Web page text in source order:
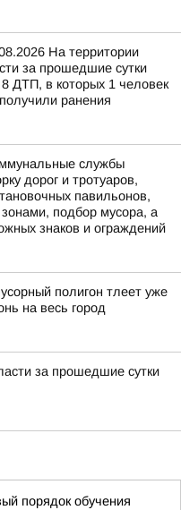
На территории
за прошедшие сутки
8 ДТП, в которых 1 человек
ранения
службы
дорог и тротуаров,
павильонов,
подбор мусора, а
знаков и ограждений
полигон тлеет уже
на весь город
за прошедшие сутки
порядок обучения